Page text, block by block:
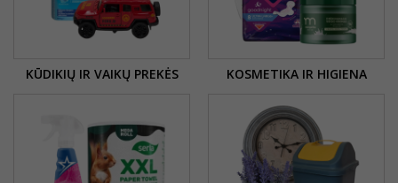
KŪDIKIŲ IR VAIKŲ PREKĖS KOSMETIKA IR HIGIENA